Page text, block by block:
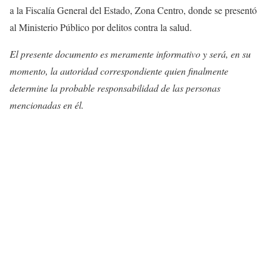
a la Fiscalía General del Estado, Zona Centro, donde se presentó
al Ministerio Público por delitos contra la salud.
El presente documento es meramente informativo y será, en su
momento, la autoridad correspondiente quien finalmente
determine la probable responsabilidad de las personas
mencionadas en él.